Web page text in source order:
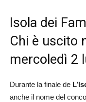
Isola dei
Chi è uscito
mercoledì 2
Durante la finale de
anche il nome del